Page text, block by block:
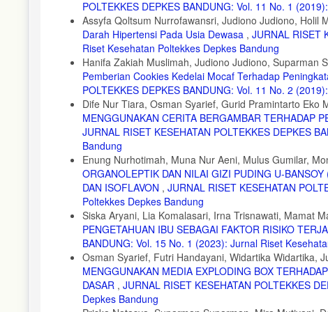
10. Sadiman, A.S., Rahardjo, R., Haryono, A., dan Rahardjito.
Grafindo Persada. 2006.
11. Anggarawati, A., Kristiantari, R., dan Asri, AS., Pengaruh
Universitas Pendidikan Ganesha. 2014.
12. Susanti, Yuli Asmi. Pengaruh Pendidikan Gizi Metode Lari
Nan Duo Kabupaten Pasaman Barat Tahun 2016. Skripsi.
13. Muzzaki, M.S., Antonius, T.W., dan Raharjo, T. Keefektifan
Siswa, Jurnal. Universitas Negeri Semarang. 2012.
14. Puspitasari YA., Triyono, dan Joharman. Upaya Pembelajaran
Sempor Kebumen Tahun Pelajaran 2013/2014, Jurnal. Universitas
15. Purnamasari, Rizka. Tingkat Penerimaan Media Pendidikan
Pada Anak. Bogor : Institut Pertanian Bogor. 2017.
16. Lubis, Zul S. A., Namora L., dan Eddy S. Pengaruh
Anak Tentang Perilaku Hidup Bersih dan Sehat di Sekolah Dasar
Kesehatan Masyarakat. Universitas Sumatera Utara. Medan. 2013.
17. Maslakah, Nisaul dan Zulia S. Pengaruh Pendidikan Media
Muhammadiyah 21 Baluwarti Surakarta. Jurnal. Universitas
18. Contento Isobel. Nutrition Education second edition, Jones
19. Notoatmodjo, Soekidjo. Promosi Kesehatan dan Ilmu Perilaku.
POLTEKKES DEPKES BANDUNG: Vol. 11 No. 1
Assyfa Qoltsum Nurrofawansri, Judiono Judiono, Holil
Darah Hipertensi Pada Usia Dewasa , JURNAL RISET
Riset Kesehatan Poltekkes Depkes Bandung
Hanifa Zakiah Muslimah, Judiono Judiono, Suparman
Pemberian Cookies Kedelai Mocaf Terhadap
POLTEKKES DEPKES BANDUNG: Vol. 11 No. 2
Dife Nur Tiara, Osman Syarief, Gurid Pramintarto Eko
MENGGUNAKAN CERITA BERGAMBAR TERHADAP
JURNAL RISET KESEHATAN POLTEKKES DEPKES
Bandung
Enung Nurhotimah, Muna Nur Aeni, Mulus Gumilar,
ORGANOLEPTIK DAN NILAI GIZI PUDING U-
DAN ISOFLAVON , JURNAL RISET KESEHATAN
Poltekkes Depkes Bandung
Siska Aryani, Lia Komalasari, Irna Trisnawati, Mamat
PENGETAHUAN IBU SEBAGAI FAKTOR RISIKO
BANDUNG: Vol. 15 No. 1 (2023): Jurnal Riset
Osman Syarief, Futri Handayani, Widartika Widartika,
MENGGUNAKAN MEDIA EXPLODING BOX
DASAR , JURNAL RISET KESEHATAN POLTEKKES
Depkes Bandung